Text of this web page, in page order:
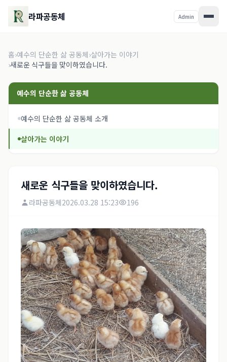
라파공동체 Admin
홈›예수의 단순한 삶 공동체›살아가는 이야기
›새로운 식구들을 맞이하였습니다.
예수의 단순한 삶 공동체
예수의 단순한 삶 공동체 소개
살아가는 이야기
새로운 식구들을 맞이하였습니다.
라파공동체2026.03.28 15:23 196